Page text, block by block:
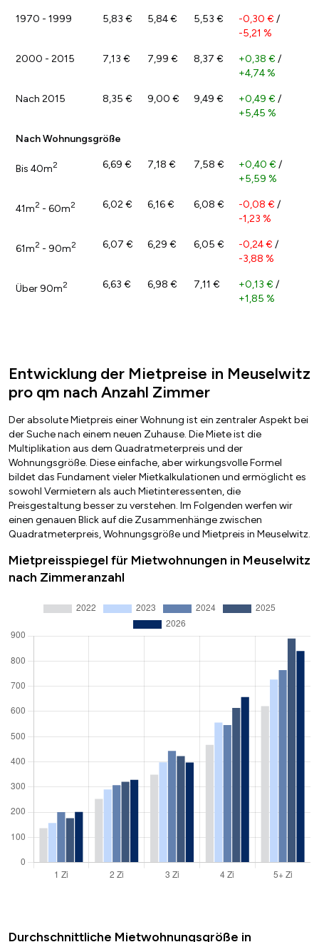
1970 - 1999 5,83 € 5,84 € 5,53 € -0,30 € /
-5,21 %
2000 - 2015 7,13 € 7,99 € 8,37 € +0,38 € /
+4,74 %
Nach 2015 8,35 € 9,00 € 9,49 € +0,49 € /
+5,45 %
Nach Wohnungsgröße
Bis 40m2 6,69 € 7,18 € 7,58 € +0,40 € /
+5,59 %
41m2 - 60m2 6,02 € 6,16 € 6,08 € -0,08 € /
-1,23 %
61m2 - 90m2 6,07 € 6,29 € 6,05 € -0,24 € /
-3,88 %
Über 90m2 6,63 € 6,98 € 7,11 € +0,13 € /
+1,85 %
Entwicklung der Mietpreise in Meuselwitz
pro qm nach Anzahl Zimmer
Der absolute Mietpreis einer Wohnung ist ein zentraler Aspekt bei
der Suche nach einem neuen Zuhause. Die Miete ist die
Multiplikation aus dem Quadratmeterpreis und der
Wohnungsgröße. Diese einfache, aber wirkungsvolle Formel
bildet das Fundament vieler Mietkalkulationen und ermöglicht es
sowohl Vermietern als auch Mietinteressenten, die
Preisgestaltung besser zu verstehen. Im Folgenden werfen wir
einen genauen Blick auf die Zusammenhänge zwischen
Quadratmeterpreis, Wohnungsgröße und Mietpreis in Meuselwitz.
Mietpreisspiegel für Mietwohnungen in Meuselwitz
nach Zimmeranzahl
Durchschnittliche Mietwohnungsgröße in